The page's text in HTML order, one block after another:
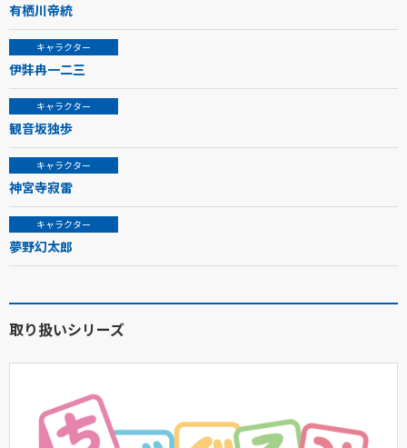
有栖川帝統
キャラクター
伊弉冉一二三
キャラクター
観音坂独歩
キャラクター
神宮寺寂雷
キャラクター
夢野幻太郎
取り扱いシリーズ